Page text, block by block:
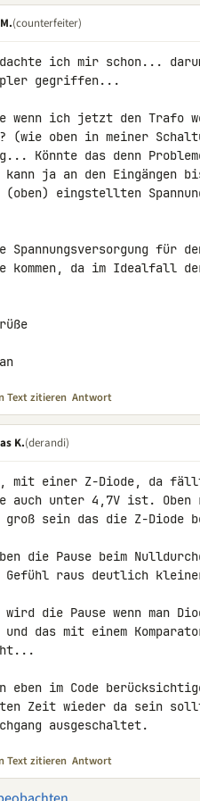
(counterfeiter)
dachte ich mir schon...
gegriffen...
wenn ich jetzt den Trafo
(wie oben in meiner
Könnte das denn
kann ja an den Eingängen
eingstellten
Spannungsversorgung
kommen, da im Idealfall
Text zitieren Antwort
K.(derandi)
mit einer Z-Diode, da
auch unter 4,7V ist.
groß sein das die Z-
die Pause beim
Gefühl raus deutlich
die Pause wenn man
das mit einem
eben im Code
Zeit wieder da sein
ausgeschaltet.
Text zitieren Antwort